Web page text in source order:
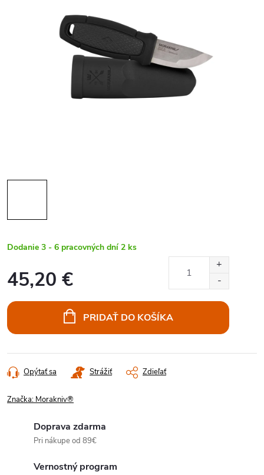
Dodanie 3 - 6 pracovných dní 2 ks
45,20 €
cena:
PRIDAŤ DO KOŠÍKA
Opýtať sa Strážiť Zdieľať
Značka: Morakniv®
Doprava zdarma
Pri nákupe od 89€
Vernostný program